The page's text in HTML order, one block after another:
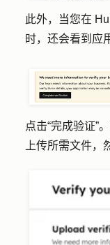
此外，当您在
时，还会看到应
点击“完成验证”
上传所需文件，